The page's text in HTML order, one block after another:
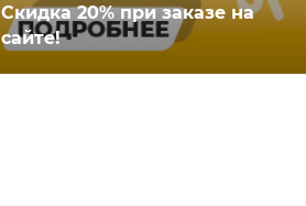
Скидка 20% при заказе на
сайте!